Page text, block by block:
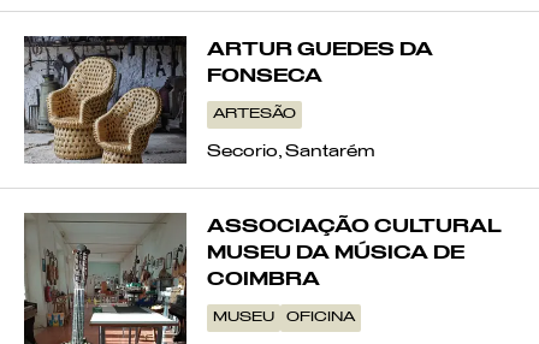
ARTUR GUEDES DA
FONSECA
ARTESÃO
Secorio, Santarém
ASSOCIAÇÃO CULTURAL
MUSEU DA MÚSICA DE
COIMBRA
MUSEU OFICINA